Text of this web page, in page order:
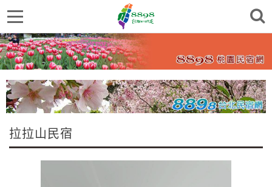
拉拉山民宿